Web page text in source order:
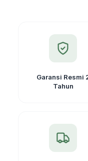
Tribrach
Garansi Resmi
Tahun